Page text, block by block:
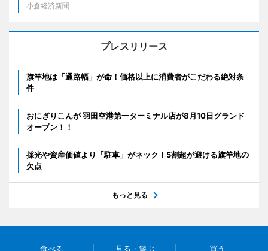
小倉経済新聞
プレスリリース
旗竿地は「通路幅」が命！価格以上に消費者がこだわる絶対条
件
おにぎりこんが 羽田空港第一ターミナル店が8月10日グランド
オープン！！
採光や資産価値より「駐車」がネック！5割超が避ける旗竿地の
欠点
もっと見る
食べる 見る・遊ぶ 買う